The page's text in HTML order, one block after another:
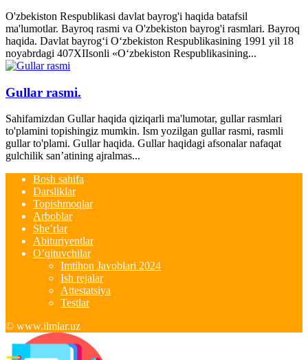
O'zbekiston Respublikasi davlat bayrog'i haqida batafsil
ma'lumotlar. Bayroq rasmi va O'zbekiston bayrog'i rasmlari. Bayroq
haqida. Davlat bayrog‘i O‘zbekiston Respublikasining 1991 yil 18
noyabrdagi 407­XII­sonli «O‘zbekiston Respublikasining...
Gullar rasmi.
Sahifamizdan Gullar haqida qiziqarli ma'lumotar, gullar rasmlari
to'plamini topishingiz mumkin. Ism yozilgan gullar rasmi, rasmli
gullar to'plami. Gullar haqida. Gullar haqidagi afsonalar nafaqat
gulchilik san’atining ajralmas...
Bosh sahifa
Darsliklar
Topishmoqlar
Arboblar
She’rlar
Abituriyentlar
O’qituvchilar
Imtihon Javoblari 2024
Ish rejalar
Attestatsiya
Testlar
© www.ilmlar.uz